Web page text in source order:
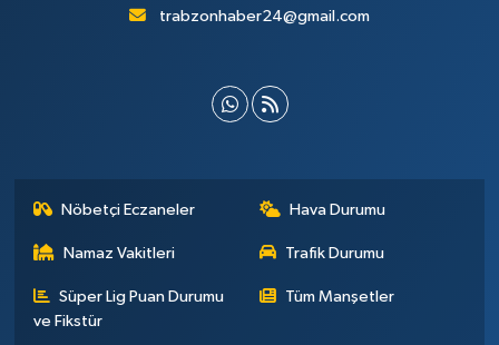
trabzonhaber24@gmail.com
Nöbetçi Eczaneler Hava Durumu
Namaz Vakitleri Trafik Durumu
Süper Lig Puan Durumu
ve Fikstür
Tüm Manşetler